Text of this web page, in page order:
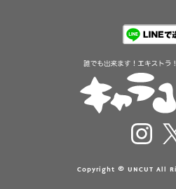
Copyright © UNCUT All